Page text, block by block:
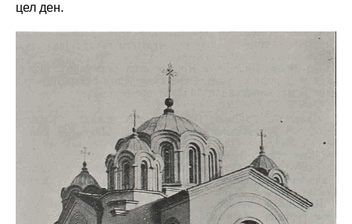
цел ден.